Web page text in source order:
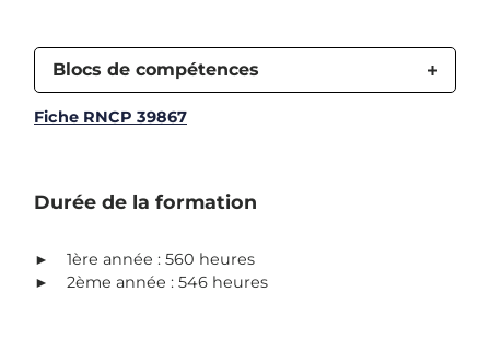
Blocs de compétences
Fiche RNCP 39867
Durée de la formation
► 1ère année : 560 heures
► 2ème année : 546 heures